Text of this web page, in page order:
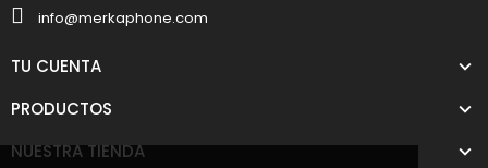
info@merkaphone.com
TU CUENTA
PRODUCTOS
NUESTRA TIENDA